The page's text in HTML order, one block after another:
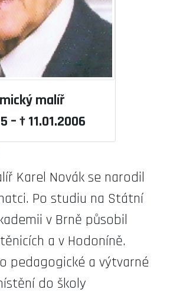
malíř
– † 11.01.2006
Karel Novák se narodil
Po studiu na Státní
v Brně působil
a v Hodoníně.
pedagogické a výtvarné
do školy